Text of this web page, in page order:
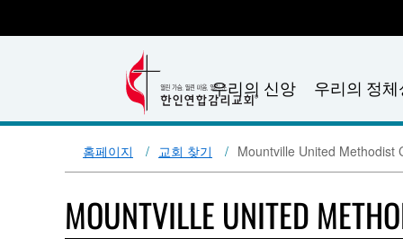
우리의 신앙 우리의 정체
홈페이지 교회 찾기 Mountville United Methodist
MOUNTVILLE UNITED